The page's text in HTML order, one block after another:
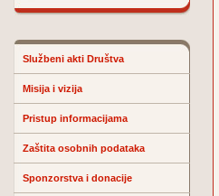
Službeni akti Društva
Misija i vizija
Pristup informacijama
Zaštita osobnih podataka
Sponzorstva i donacije